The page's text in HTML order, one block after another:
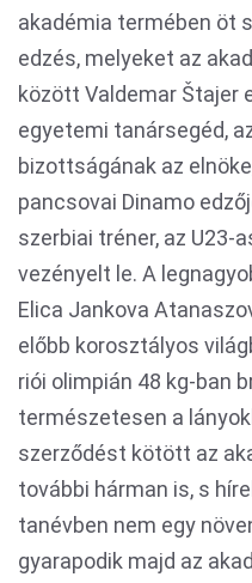
akadémia termében öt
edzés, melyeket az
között Valdemar Štajer
egyetemi tanársegéd,
bizottságának az
pancsovai Dinamo
szerbiai tréner, az U23-
vezényelt le. A
Elica Jankova
előbb korosztályos
riói olimpián 48 kg-ban
természetesen a
szerződést kötött az
további hárman is, s
tanévben nem egy
gyarapodik majd az